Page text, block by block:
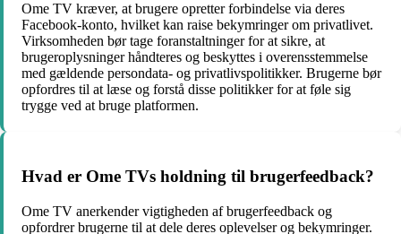
Ome TV kræver, at brugere opretter forbindelse via deres
Facebook-konto, hvilket kan raise bekymringer om privatlivet.
Virksomheden bør tage foranstaltninger for at sikre, at
brugeroplysninger håndteres og beskyttes i overensstemmelse
med gældende persondata- og privatlivspolitikker. Brugerne bør
opfordres til at læse og forstå disse politikker for at føle sig
trygge ved at bruge platformen.
Hvad er Ome TVs holdning til brugerfeedback?
Ome TV anerkender vigtigheden af brugerfeedback og
opfordrer brugerne til at dele deres oplevelser og bekymringer.